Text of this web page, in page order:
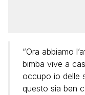
“Ora abbiamo
bimba vive a
occupo io delle
questo sia ben